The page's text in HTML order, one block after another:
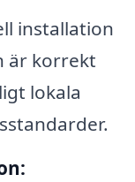
installation
är korrekt
lokala